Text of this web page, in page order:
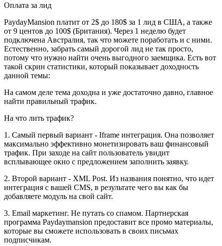
Оплата за лид
PaydayMansion платит от 2$ до 180$ за 1 лид в США, а также
от 9 центов до 100$ (Британия). Через 1 неделю будет
подключена Австралия, так что можете поработать и с ними.
Естественно, забрать самый дорогой лид не так просто,
потому что нужно найти очень выгодного заемщика. Есть вот
такой скрин статистики, который показывает доходность
данной темы:
На самом деле тема доходна и уже достаточно давно, главное
найти правильный трафик.
На что лить трафик?
1. Самый первый вариант - Iframe интеграция. Она позволяет
максимально эффективно монетизировать ваш финансовый
трафик. При заходе на сайт пользователь увидит
всплывающее окно с предложением заполнить заявку.
2. Второй вариант - XML Post. Из названия понятно, что идет
интеграция с вашей CMS, в результате чего вы как бы
добавляете модуль на свой сайт.
3. Email маркетинг. Не путать со спамом. Партнерская
программа Paydaymansion предоставит все промо материалы,
которые вы сможете использовать в своих письмах
подписчикам.